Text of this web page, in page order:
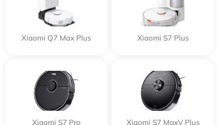
Xiaomi Q7 Max Plus Xiaomi S7 Plus
Xiaomi S7 Pro Xiaomi S7 MaxV Plus